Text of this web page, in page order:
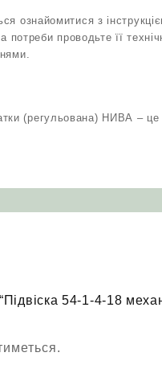
ознайомитися з
потреби проводьте її
(регульована) НИВА –
54-1-4-18